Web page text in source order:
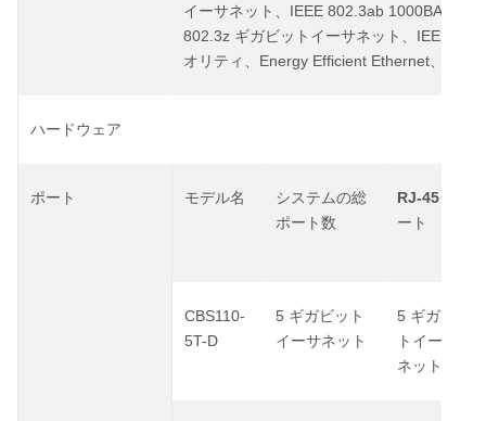
イーサネット、 IEEE 802.3ab 1000BASE-T
802.3z ギガビットイーサネット、 IEEE
オリティ Energy Efficient Ethernet
ハードウェア
ポート モデル名
システムの総
ポート数
RJ-45
ート
CBS110-
5T-D
5 ギガビット
イーサネット
5 ギガビッ
トイーサ
ネット